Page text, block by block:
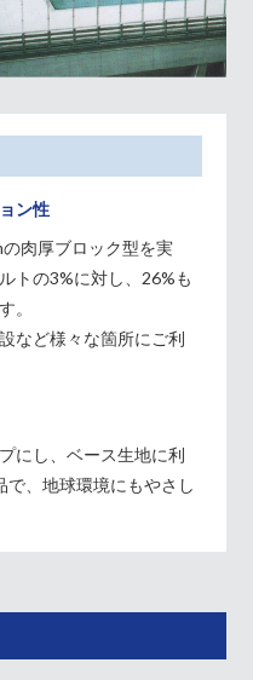
ン性
肉厚ブロック型を実
トの3%に対し、26%も
。
など様々な箇所にご利
にし、ベース生地に利
で、地球環境にもやさし